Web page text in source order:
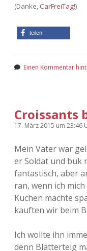
(Danke,CarFreiTag!)
teilen
Einen Kommentar
Croissants
17. März 2015 um 23:46
Mein Vater war
er Soldat und buk
fantastisch, aber
ran, wenn ich
Kuchen machte
kauften wir beim
Ich wollte ihn
denn Blätterteig